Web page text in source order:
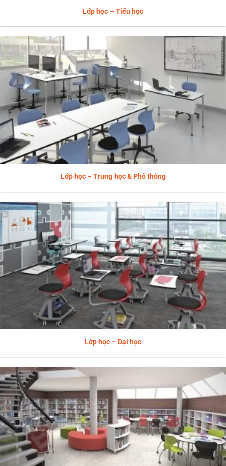
Lớp học – Tiểu học
Lớp học – Trung học & Phổ thông
Lớp học – Đại học